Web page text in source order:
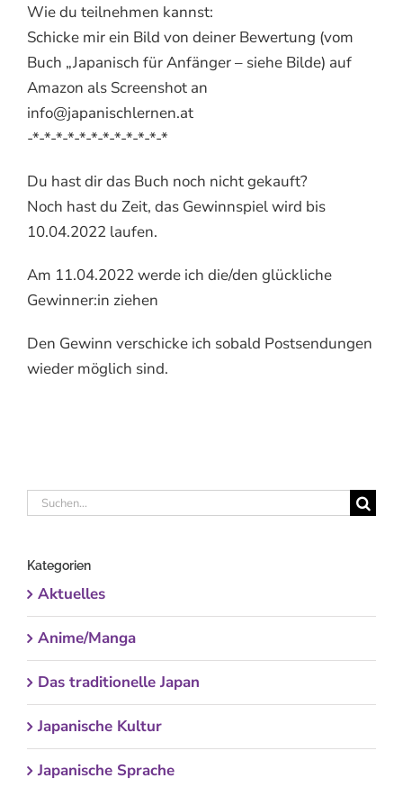
Wie du teilnehmen kannst:
Schicke mir ein Bild von deiner Bewertung (vom
Buch „Japanisch für Anfänger – siehe Bilde) auf
Amazon als Screenshot an
info@japanischlernen.at
-*-*-*-*-*-*-*-*-*-*-*-*
Du hast dir das Buch noch nicht gekauft?
Noch hast du Zeit, das Gewinnspiel wird bis
10.04.2022 laufen.
Am 11.04.2022 werde ich die/den glückliche
Gewinner:in ziehen
Den Gewinn verschicke ich sobald Postsendungen
wieder möglich sind.
Suche
Kategorien
Aktuelles
Anime/Manga
Das traditionelle Japan
Japanische Kultur
Japanische Sprache